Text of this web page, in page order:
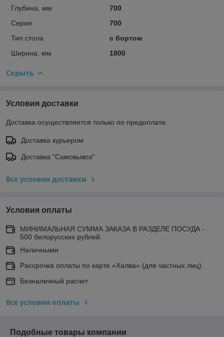
Глубина, мм
700
Серия
700
Тип стола
с бортом
Ширина, мм
1800
Скрыть
Условия доставки
Доставка осуществляется только по предоплате.
Доставка курьером
Доставка "Самовывоз"
Все условия доставки
Условия оплаты
МИНИМАЛЬНАЯ СУММА ЗАКАЗА В РАЗДЕЛЕ ПОСУДА -
500 белорусских рублей.
Наличными
Рассрочка оплаты по карте «Халва» (для частных лиц)
Безналичный расчет
Все условия оплаты
Подобные товары компании